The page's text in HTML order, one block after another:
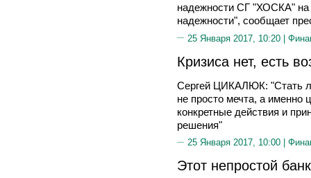
надежности СГ "ХОСКА" на
надежности", сообщает
25 Января 2017, 10:20 |
Кризиса нет, есть
Сергей ЦИКАЛЮК: "Стать
не просто мечта, а именно
конкретные действия и
решения"
25 Января 2017, 10:00 |
Этот непростой